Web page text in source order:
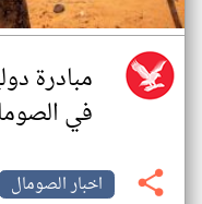
مبادرة
في
اخبار الصومال